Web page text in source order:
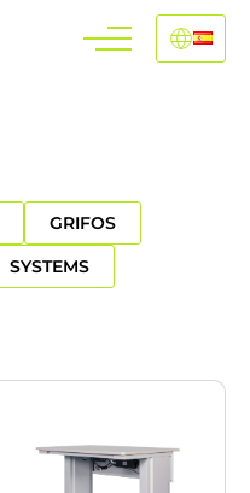
GRIFOS
SYSTEMS